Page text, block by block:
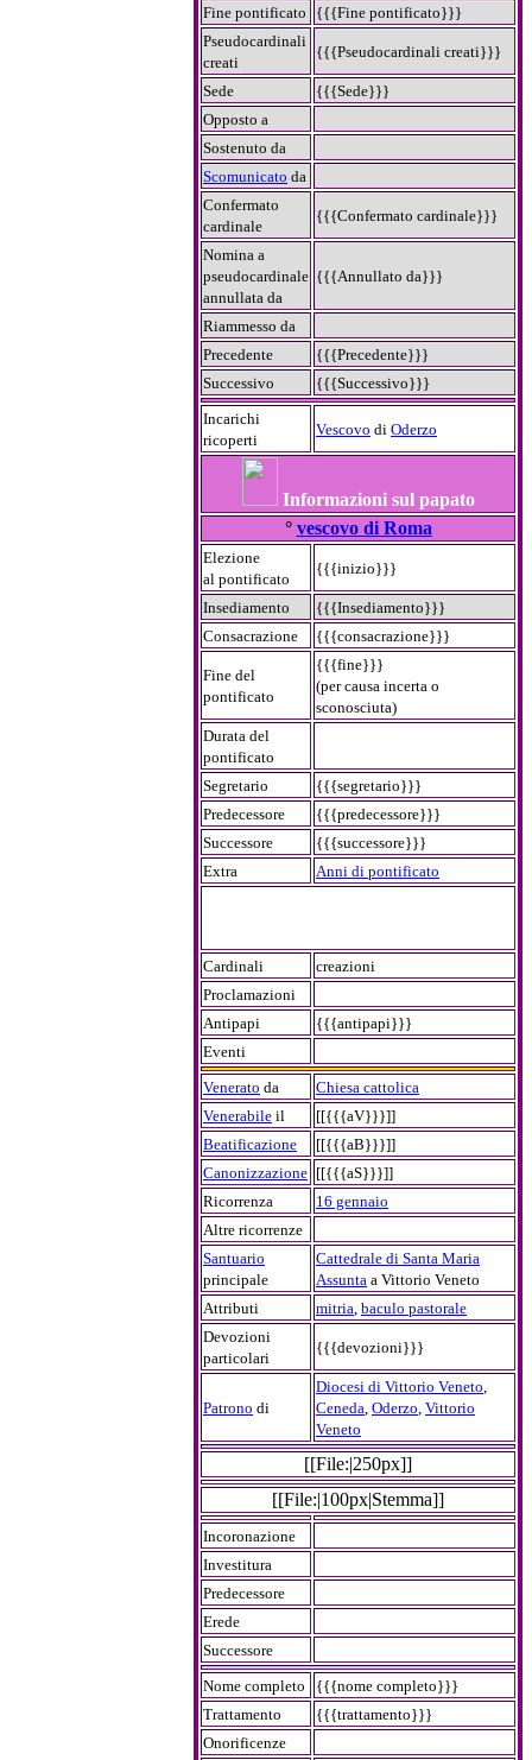
Fine pontificato
{{{Fine pontificato}}}
Pseudocardinali
creati
{{{Pseudocardinali creati}}}
Sede
{{{Sede}}}
Opposto a
Sostenuto da
Scomunicato da
Confermato
cardinale
{{{Confermato cardinale}}}
Nomina a
pseudocardinale
annullata da
{{{Annullato da}}}
Riammesso da
Precedente
{{{Precedente}}}
Successivo
{{{Successivo}}}
Incarichi
ricoperti
Vescovo di Oderzo
Informazioni sul papato
° vescovo di Roma
Elezione
al pontificato
{{{inizio}}}
Insediamento
{{{Insediamento}}}
Consacrazione
{{{consacrazione}}}
Fine del
pontificato
{{{fine}}}
(per causa incerta o
sconosciuta)
Durata del
pontificato
Segretario
{{{segretario}}}
Predecessore
{{{predecessore}}}
Successore
{{{successore}}}
Extra
Anni di pontificato
Cardinali
creazioni
Proclamazioni
Antipapi
{{{antipapi}}}
Eventi
Venerato da
Chiesa cattolica
Venerabile il
[[{{{aV}}}]]
Beatificazione
[[{{{aB}}}]]
Canonizzazione [[{{{aS}}}]]
Ricorrenza
16 gennaio
Altre ricorrenze
Santuario
principale
Cattedrale di Santa Maria
Assunta a Vittorio Veneto
Attributi
mitria baculo pastorale
Devozioni
particolari
{{{devozioni}}}
Patrono di
Diocesi di Vittorio Veneto
Ceneda Oderzo Vittorio
Veneto
[[File:|250px]]
[[File:|100px|Stemma]]
Incoronazione
Investitura
Predecessore
Erede
Successore
Nome completo
{{{nome completo}}}
Trattamento
{{{trattamento}}}
Onorificenze